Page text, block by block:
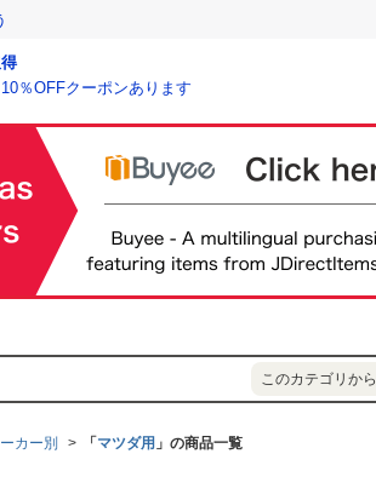
10％OFFクーポンあります
このカテゴリから
カー別 「 マツダ用 」の商品一覧